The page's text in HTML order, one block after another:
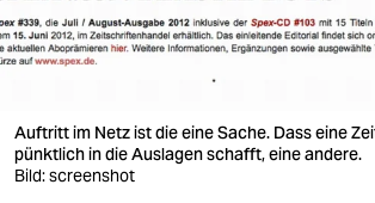
verlag
veranstaltungen
shop
Auftritt im Netz ist die eine Sache. Dass eine
pünktlich in die Auslagen schafft, eine andere.
Bild: screenshot